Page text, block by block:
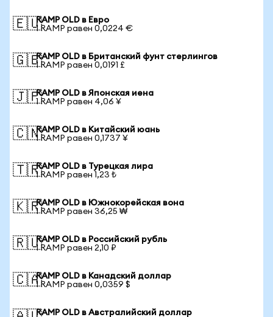
🇪🇺RAMP OLD в Евро
1 RAMP равен 0,0224 €
🇬🇧RAMP OLD в Британский фунт стерлингов
1 RAMP равен 0,0191 £
🇯🇵RAMP OLD в Японская иена
1 RAMP равен 4,06 ¥
🇨🇳RAMP OLD в Китайский юань
1 RAMP равен 0,1737 ¥
🇹🇷RAMP OLD в Турецкая лира
1 RAMP равен 1,23 ₺
🇰🇷RAMP OLD в Южнокорейская вона
1 RAMP равен 36,25 ₩
🇷🇺RAMP OLD в Российский рубль
1 RAMP равен 2,10 ₽
🇨🇦RAMP OLD в Канадский доллар
1 RAMP равен 0,0359 $
RAMP OLD в Австралийский доллар